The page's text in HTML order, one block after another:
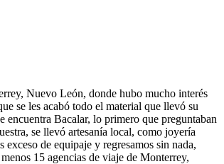
Nuevo León, donde hubo mucho interés
se les acabó todo el material que llevó su
Bacalar, lo primero que preguntaban
se llevó artesanía local, como joyería
de equipaje y regresamos sin nada,
15 agencias de viaje de Monterrey,